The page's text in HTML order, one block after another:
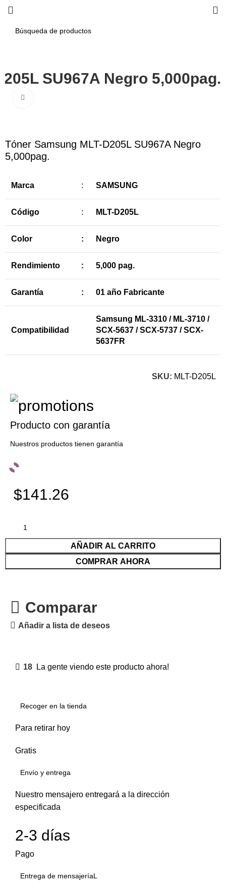
SU967A Negro 5,000pag.
Tóner Samsung MLT-D205L SU967A Negro
5,000pag.
Marca : SAMSUNG
Código : MLT-D205L
Color : Negro
Rendimiento : 5,000 pag.
Garantía : 01 año Fabricante
Compatibilidad
Samsung ML-3310 / ML-3710 /
SCX-5637 / SCX-5737 / SCX-
5637FR
SKU: MLT-D205L
Producto con garantía
Nuestros productos tienen garantía
$141.26
AÑADIR AL CARRITO
COMPRAR AHORA
Comparar
Añadir a lista de deseos
18 La gente viendo este producto ahora!
Recoger en la tienda
Para retirar hoy
Gratis
Envío y entrega
Nuestro mensajero entregará a la dirección
especificada
2-3 días
Pago
Entrega de mensajeríaL